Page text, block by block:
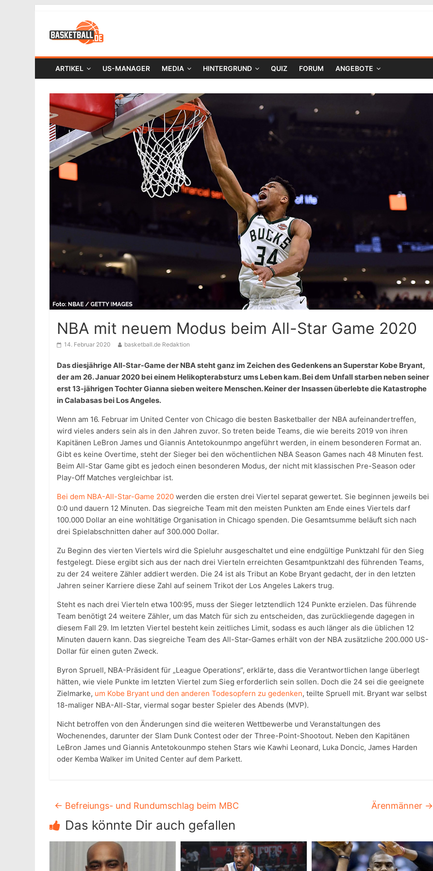
ARTIKEL US-MANAGER MEDIA HINTERGRUND QUIZ FORUM ANGEBOTE
NBA mit neuem Modus beim All-Star Game 2020
14. Februar 2020 basketball.de Redaktion
Das diesjährige All-Star-Game der NBA steht ganz im Zeichen des Gedenkens an Superstar Kobe Bryant,
der am 26. Januar 2020 bei einem Helikopterabsturz ums Leben kam. Bei dem Unfall starben neben seiner
erst 13-jährigen Tochter Gianna sieben weitere Menschen. Keiner der Insassen überlebte die Katastrophe
in Calabasas bei Los Angeles.
Wenn am 16. Februar im United Center von Chicago die besten Basketballer der NBA aufeinandertreffen,
wird vieles anders sein als in den Jahren zuvor. So treten beide Teams, die wie bereits 2019 von ihren
Kapitänen LeBron James und Giannis Antetokounmpo angeführt werden, in einem besonderen Format an.
Gibt es keine Overtime, steht der Sieger bei den wöchentlichen NBA Season Games nach 48 Minuten fest.
Beim All-Star Game gibt es jedoch einen besonderen Modus, der nicht mit klassischen Pre-Season oder
Play-Off Matches vergleichbar ist.
Bei dem NBA-All-Star-Game 2020 werden die ersten drei Viertel separat gewertet. Sie beginnen jeweils bei
0:0 und dauern 12 Minuten. Das siegreiche Team mit den meisten Punkten am Ende eines Viertels darf
100.000 Dollar an eine wohltätige Organisation in Chicago spenden. Die Gesamtsumme beläuft sich nach
drei Spielabschnitten daher auf 300.000 Dollar.
Zu Beginn des vierten Viertels wird die Spieluhr ausgeschaltet und eine endgültige Punktzahl für den Sieg
festgelegt. Diese ergibt sich aus der nach drei Vierteln erreichten Gesamtpunktzahl des führenden Teams,
zu der 24 weitere Zähler addiert werden. Die 24 ist als Tribut an Kobe Bryant gedacht, der in den letzten
Jahren seiner Karriere diese Zahl auf seinem Trikot der Los Angeles Lakers trug.
Steht es nach drei Vierteln etwa 100:95, muss der Sieger letztendlich 124 Punkte erzielen. Das führende
Team benötigt 24 weitere Zähler, um das Match für sich zu entscheiden, das zurückliegende dagegen in
diesem Fall 29. Im letzten Viertel besteht kein zeitliches Limit, sodass es auch länger als die üblichen 12
Minuten dauern kann. Das siegreiche Team des All-Star-Games erhält von der NBA zusätzliche 200.000 US-
Dollar für einen guten Zweck.
Byron Spruell, NBA-Präsident für „League Operations“, erklärte, dass die Verantwortlichen lange überlegt
hätten, wie viele Punkte im letzten Viertel zum Sieg erforderlich sein sollen. Doch die 24 sei die geeignete
Zielmarke, um Kobe Bryant und den anderen Todesopfern zu gedenken, teilte Spruell mit. Bryant war selbst
18-maliger NBA-All-Star, viermal sogar bester Spieler des Abends (MVP).
Nicht betroffen von den Änderungen sind die weiteren Wettbewerbe und Veranstaltungen des
Wochenendes, darunter der Slam Dunk Contest oder der Three-Point-Shootout. Neben den Kapitänen
LeBron James und Giannis Antetokounmpo stehen Stars wie Kawhi Leonard, Luka Doncic, James Harden
oder Kemba Walker im United Center auf dem Parkett.
← Befreiungs- und Rundumschlag beim MBC Ärenmänner →
Das könnte Dir auch gefallen